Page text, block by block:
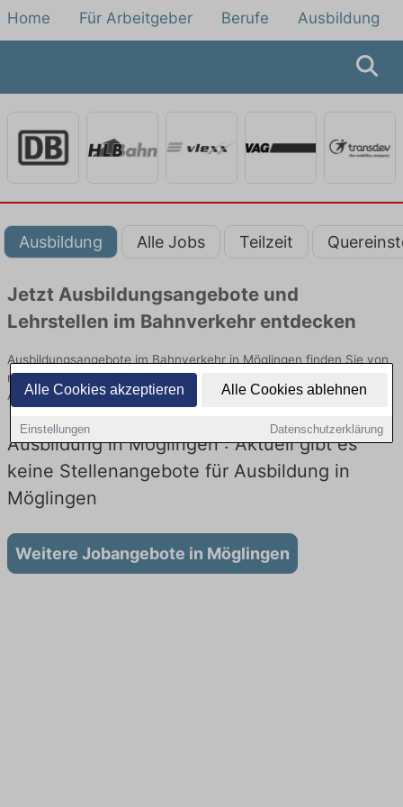
Alle Cookies akzeptieren Alle Cookies ablehnen
Einstellungen Datenschutzerklärung
Home Für Arbeitgeber Berufe Ausbildung
Ausbildung Alle Jobs Teilzeit
Jetzt Ausbildungsangebote und
Lehrstellen im Bahnverkehr entdecken
Ausbildungsangebote im Bahnverkehr in Möglingen finden Sie von
namhaften Firmen. Entdecken Sie freie Optionen von Top-
Arbeitgebern und bewerben Sie sich noch heute.
Ausbildung in Möglingen : Aktuell gibt es
keine Stellenangebote für Ausbildung in
Möglingen
Weitere Jobangebote in Möglingen